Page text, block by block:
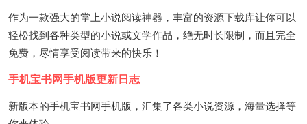
作为一款强大的掌上小说阅读神器，丰富的资源下载库让你可以
轻松找到各种类型的小说或文学作品，绝无时长限制，而且完全
免费，尽情享受阅读带来的快乐！
手机宝书网手机版更新日志
新版本的手机宝书网手机版，汇集了各类小说资源，海量选择等